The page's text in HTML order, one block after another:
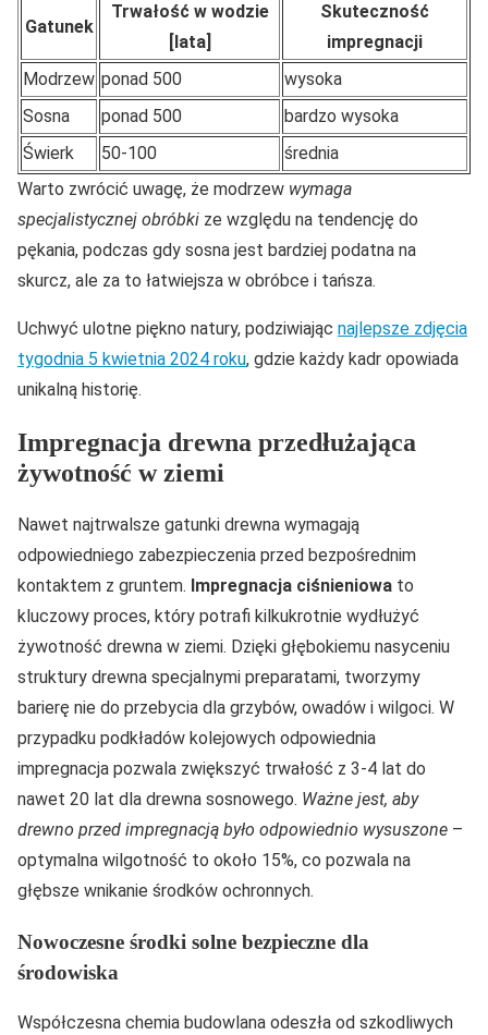
Gatunek
Trwałość w wodzie
[lata]
Skuteczność
impregnacji
Modrzew ponad 500
wysoka
Sosna
ponad 500
bardzo wysoka
Świerk
50-100
średnia
Warto zwrócić uwagę, że modrzew wymaga
specjalistycznej obróbki ze względu na tendencję do
pękania, podczas gdy sosna jest bardziej podatna na
skurcz, ale za to łatwiejsza w obróbce i tańsza.
Uchwyć ulotne piękno natury, podziwiając najlepsze zdjęcia
tygodnia 5 kwietnia 2024 roku, gdzie każdy kadr opowiada
unikalną historię.
Impregnacja drewna przedłużająca
żywotność w ziemi
Nawet najtrwalsze gatunki drewna wymagają
odpowiedniego zabezpieczenia przed bezpośrednim
kontaktem z gruntem. Impregnacja ciśnieniowa to
kluczowy proces, który potrafi kilkukrotnie wydłużyć
żywotność drewna w ziemi. Dzięki głębokiemu nasyceniu
struktury drewna specjalnymi preparatami, tworzymy
barierę nie do przebycia dla grzybów, owadów i wilgoci. W
przypadku podkładów kolejowych odpowiednia
impregnacja pozwala zwiększyć trwałość z 3-4 lat do
nawet 20 lat dla drewna sosnowego. Ważne jest, aby
drewno przed impregnacją było odpowiednio wysuszone –
optymalna wilgotność to około 15%, co pozwala na
głębsze wnikanie środków ochronnych.
Nowoczesne środki solne bezpieczne dla
środowiska
Współczesna chemia budowlana odeszła od szkodliwych